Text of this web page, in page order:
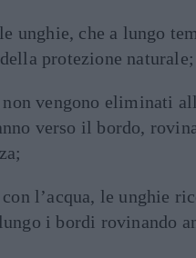
unghie, che a lungo
protezione naturale;
vengono eliminati
verso il bordo,
con l’acqua, le unghie
i bordi rovinando